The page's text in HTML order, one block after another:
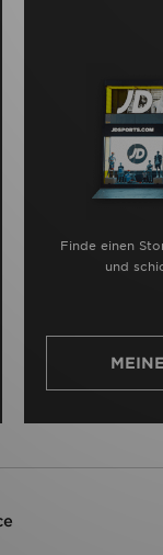
Finde einen
und